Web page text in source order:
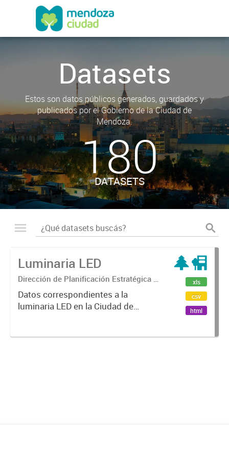
Datasets
Estos son datos públicos generados, guardados y
publicados por el Gobierno de la Ciudad de
Mendoza.
180
DATASETS
Luminaria LED
Dirección de Planificación Estratégica y
Gobierno Abierto
Datos correspondientes a la
luminaria LED en la Ciudad de
xls
csv
html